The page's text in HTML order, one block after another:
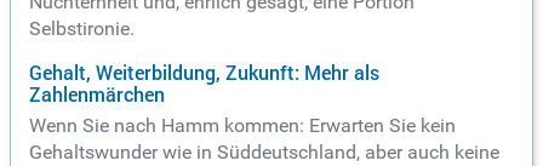
Selbstironie.
Gehalt, Weiterbildung, Zukunft: Mehr als
Zahlenmärchen
Wenn Sie nach Hamm kommen: Erwarten Sie kein
Gehaltswunder wie in Süddeutschland, aber auch keine